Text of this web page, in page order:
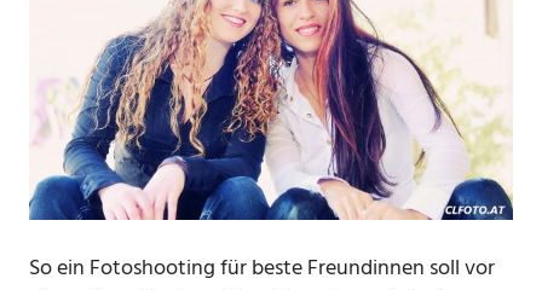
So ein Fotoshooting für beste Freundinnen soll vor